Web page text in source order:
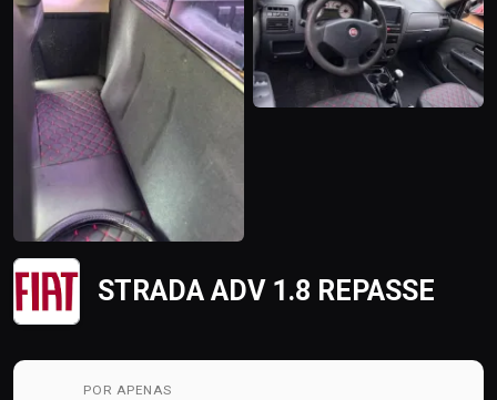
STRADA ADV 1.8 REPASSE
POR APENAS